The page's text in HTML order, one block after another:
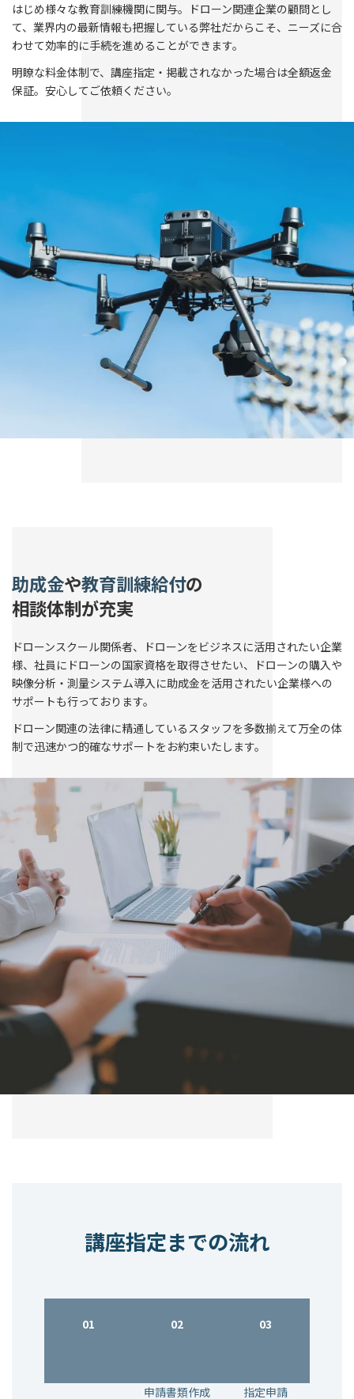
はじめ様々な教育訓練機関に関与。ドローン関連企業の顧問とし
て、業界内の最新情報も把握している弊社だからこそ、ニーズに合
わせて効率的に手続を進めることができます。
明瞭な料金体制で、講座指定・掲載されなかった場合は全額返金
保証。安心してご依頼ください。
助成金や教育訓練給付の
相談体制が充実
ドローンスクール関係者、ドローンをビジネスに活用されたい企業
様、社員にドローンの国家資格を取得させたい、ドローンの購入や
映像分析・測量システム導入に助成金を活用されたい企業様への
サポートも行っております。
ドローン関連の法律に精通しているスタッフを多数揃えて万全の体
制で迅速かつ的確なサポートをお約束いたします。
講座指定までの流れ
01 02
申請書類作成
03
指定申請